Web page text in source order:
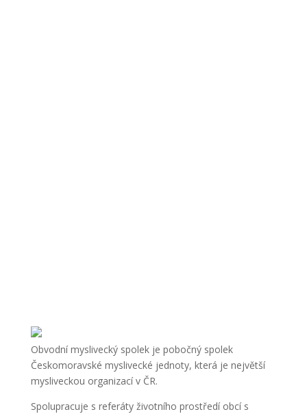
Obvodní myslivecký spolek je pobočný spolek
Českomoravské myslivecké jednoty, která je největší
mysliveckou organizací v ČR.
Spolupracuje s referáty životního prostředí obcí s